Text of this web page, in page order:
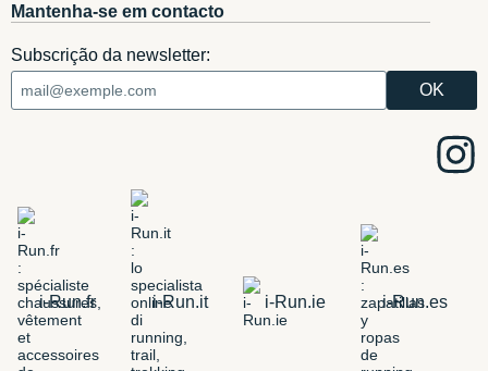
Mantenha-se em contacto
Subscrição da newsletter:
i-Run.fr i-Run.it i-Run.ie i-Run.es